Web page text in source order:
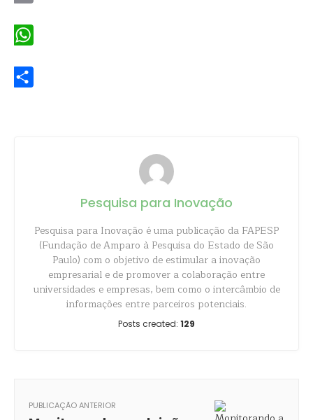
Pesquisa para Inovação
Pesquisa para Inovação é uma publicação da FAPESP
(Fundação de Amparo à Pesquisa do Estado de São
Paulo) com o objetivo de estimular a inovação
empresarial e de promover a colaboração entre
universidades e empresas, bem como o intercâmbio de
informações entre parceiros potenciais.
Posts created: 129
PUBLICAÇÃO ANTERIOR